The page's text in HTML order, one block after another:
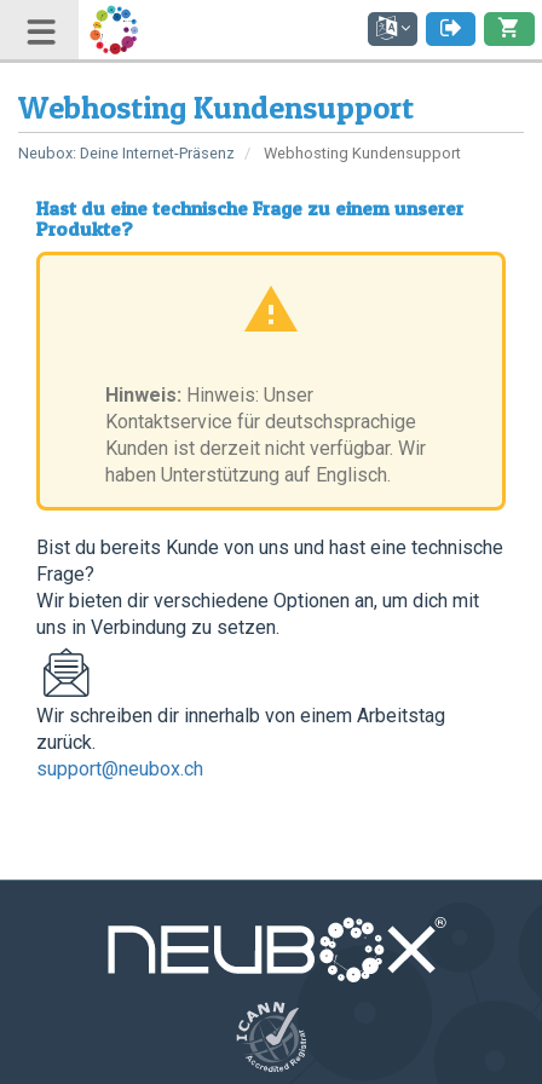
Webhosting Kundensupport
Neubox: Deine Internet-Präsenz Webhosting Kundensupport
Hast du eine technische Frage zu einem unserer
Produkte?
Hinweis: Hinweis: Unser
Kontaktservice für deutschsprachige
Kunden ist derzeit nicht verfügbar. Wir
haben Unterstützung auf Englisch.
Bist du bereits Kunde von uns und hast eine technische
Frage?
Wir bieten dir verschiedene Optionen an, um dich mit
uns in Verbindung zu setzen.
Wir schreiben dir innerhalb von einem Arbeitstag
zurück.
support@neubox.ch